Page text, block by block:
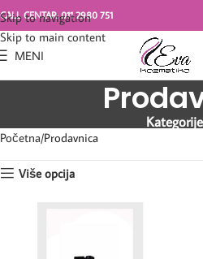
Skip to navigation
Skip to main content
CALL CENTAR: 011 2980 751
MENI
Kategorije
Početna Prodavnica
Više opcija